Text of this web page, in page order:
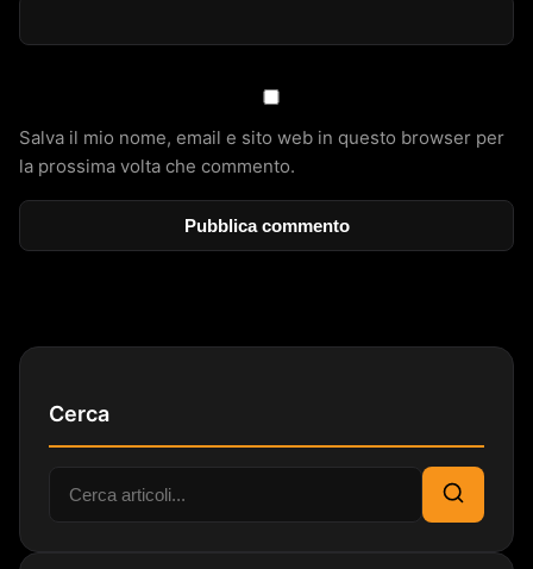
Salva il mio nome, email e sito web in questo browser per
la prossima volta che commento.
Cerca
Cerca:
Cerca